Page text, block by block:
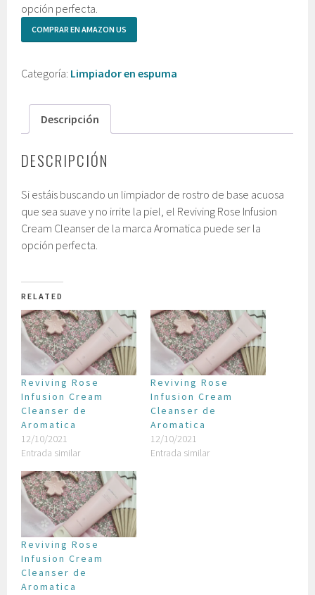
opción perfecta.
COMPRAR EN AMAZON US
Categoría: Limpiador en espuma
Descripción
DESCRIPCIÓN
Si estáis buscando un limpiador de rostro de base acuosa
que sea suave y no irrite la piel, el Reviving Rose Infusion
Cream Cleanser de la marca Aromatica puede ser la
opción perfecta.
RELATED
Reviving Rose
Infusion Cream
Cleanser de
Aromatica
12/10/2021
Entrada similar
Reviving Rose
Infusion Cream
Cleanser de
Aromatica
12/10/2021
Entrada similar
Reviving Rose
Infusion Cream
Cleanser de
Aromatica